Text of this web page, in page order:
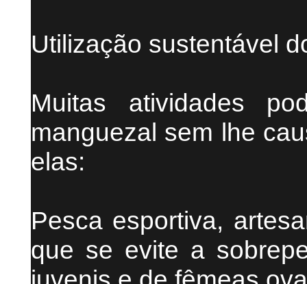
Utilização sustentável
Muitas atividades
manguezal sem lhe
elas:
Pesca esportiva,
que se evite a